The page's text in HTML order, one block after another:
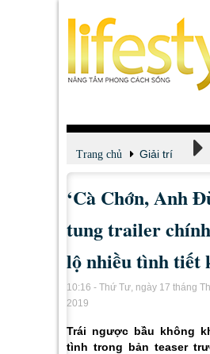
Trang chủ Giải trí
Xem - Nghe - Đọc
‘Cà Chớn, Anh
tung trailer
lộ nhiều tình tiết
10:16 - Thứ Tư, ngày 17 tháng
2019
Trái ngược bầu không
tình trong bản teaser